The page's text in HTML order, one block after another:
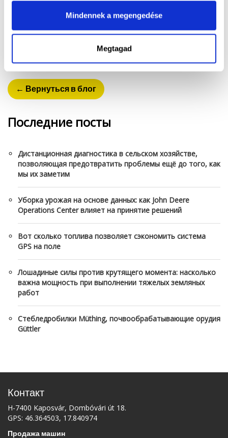
Mindennek a megengedése
Megtagad
эксплуатацию Вашей сельскохозяйственной техники более
экономичной в долгосрочной перспективе. Не
внимания может продлить жизнь Вашего трактора на
← Вернуться в блог
Последние посты
Дистанционная диагностика в сельском хозяйстве,
позволяющая предотвратить проблемы ещё до того, как
мы их заметим
Уборка урожая на основе данных: как John Deere
Operations Center влияет на принятие решений
Вот сколько топлива позволяет сэкономить система
GPS на поле
Лошадиные силы против крутящего момента: насколько
важна мощность при выполнении тяжелых земляных
работ
Стебледробилки Müthing, почвообрабатывающие орудия
Güttler
Контакт
H-7400 Kaposvár, Dombóvári út 18.
GPS: 46.364503, 17.840974
Продажа машин